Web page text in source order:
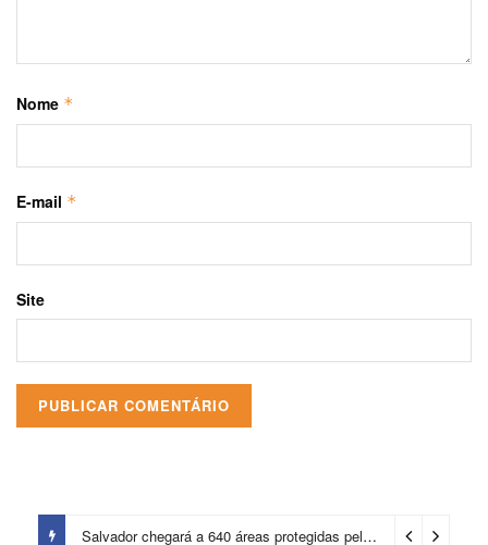
Nome *
E-mail *
Site
Salvador chegará a 640 áreas protegidas pela Prefeitura com investimentos em contenções de encostas e prevenção de riscos